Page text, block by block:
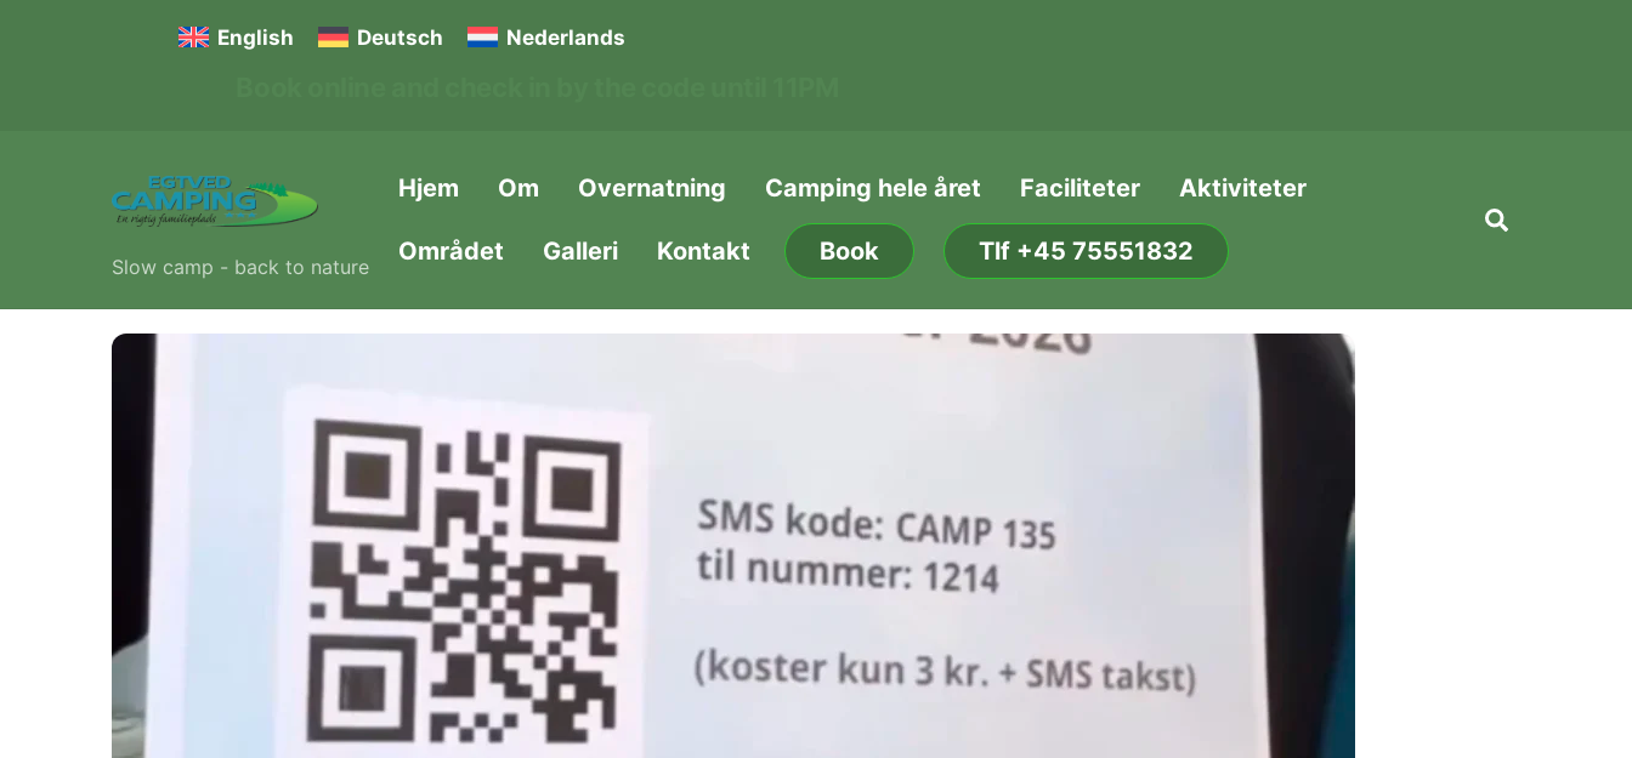
English Deutsch Nederlands
Slow camp - back to nature
Hjem Om Overnatning Camping hele året Faciliteter Aktiviteter
Området Galleri Kontakt Book Tlf +45 75551832